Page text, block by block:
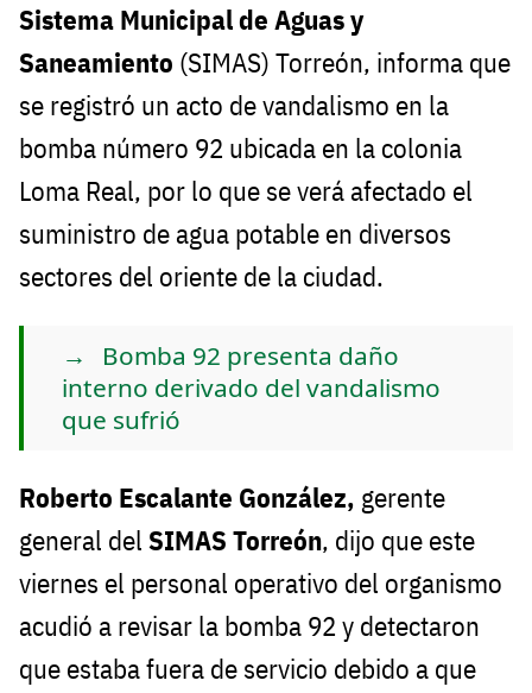
Sistema Municipal de Aguas y
Saneamiento (SIMAS) Torreón, informa que
se registró un acto de vandalismo en la
bomba número 92 ubicada en la colonia
Loma Real, por lo que se verá afectado el
suministro de agua potable en diversos
sectores del oriente de la ciudad.
Bomba 92 presenta daño
interno derivado del vandalismo
que sufrió
Roberto Escalante González, gerente
general del SIMAS Torreón, dijo que este
viernes el personal operativo del organismo
acudió a revisar la bomba 92 y detectaron
que estaba fuera de servicio debido a que